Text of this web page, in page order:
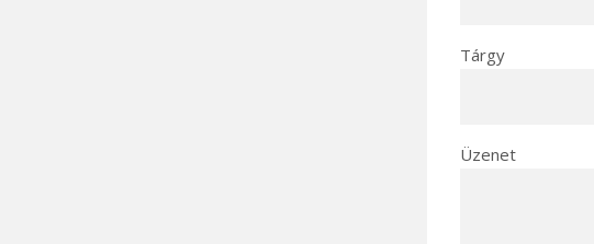
Tárgy
Üzenet